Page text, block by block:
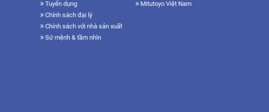
Tuyển dụng
Chính sách đại lý
Chính sách với nhà sản xuất
Sứ mệnh & tầm nhìn
Mitutoyo Việt Nam